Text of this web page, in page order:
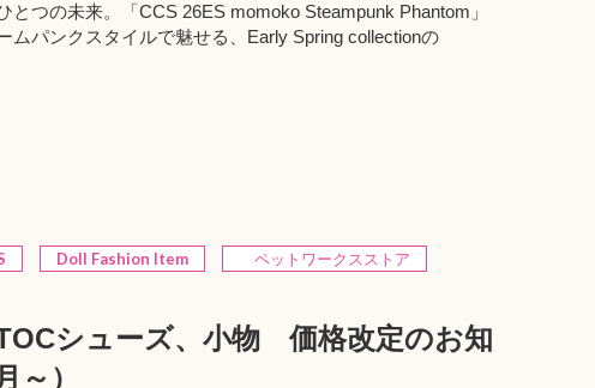
とつの未来。「CCS 26ES momoko Steampunk Phantom」
ムパンクスタイルで魅せる、Early Spring collectionの
Doll Fashion Item
ペットワークスストア
シューズ、小物 価格改定のお知
～）